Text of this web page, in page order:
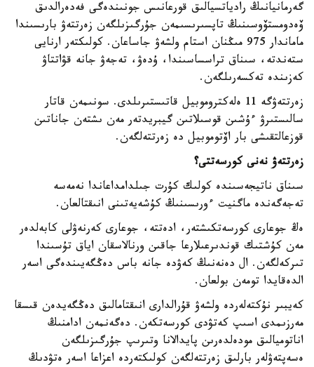
گەرمانيانىڭ رادياتسيالىق قورعانىس جونىندەگى فەدەرالدىق
ۆەدومستۆوسىنىڭ تاپسىرىسىمەن جۇرگىزىلگەن زەرتتەۋ بارىسىندا
ماماندار 975 مىڭنان استام ولشەۋ جاساعان. كولىكتەر ارنايى
ستەندتە، سىناق تراسساسىندا، ۇدەۋ، تەجەۋ جانە قۋاتتاۋ
كەزىندە تەكسەرىلگەن.
زەرتتەۋگە 11 ەلەكتروموبيل قاتىستىرىلدى. سونىمەن قاتار
سالىستىرۋ ءۇشىن قوسىلاتىن گيبريدتەر مەن ىشتەن جاناتىن
قوزعالتقىشى بار اۆتوموبيل دە زەرتتەلگەن.
زەرتتەۋ نەنى كورسەتتى؟
سىناق ناتيجەسىندە كولىك كۇرت جىلدامداعاندا نەمەسە
تەجەگەندە ماگنيت ءورىسىنىڭ كۇشەيەتىنى انىقتالعان.
ەڭ جوعارى كورسەتكىشتەر، ادەتتە، جوعارى كەرنەۋلى كابەلدەر
مەن كۇشتىك قوندىرعىلارعا جاقىن ورنالاسقان اياق تۇسىندا
تىركەلگەن. ال دەنەنىڭ كەۋدە جانە باس دەڭگەيىندەگى اسەر
الدەقايدا تومەن بولعان.
كەيبىر نۇكتەلەردە ولشەۋ قۇرالدارى انىقتامالىق دەڭگەيدەن قىسقا
مەرزىمدى اسىپ كەتۋدى كورسەتكەن. دەگەنمەن ادامنىڭ
اناتوميالىق مودەلدەرىن پايدالانا وتىرىپ جۇرگىزىلگەن
ەسەپتەۋلەر بارلىق زەرتتەلگەن كولىكتەردە اعزاعا اسەر ەتۋدىڭ